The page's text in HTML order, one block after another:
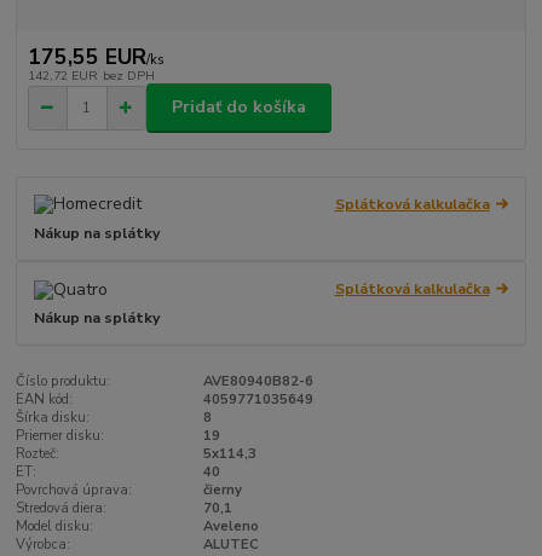
175,55 EUR/ks
142,72 EUR bez DPH
Pridať do košíka
Splátková kalkulačka
Nákup na splátky
Splátková kalkulačka
Nákup na splátky
Číslo produktu:
AVE80940B82-6
EAN kód:
4059771035649
Šírka disku:
8
Priemer disku:
19
Rozteč:
5x114,3
ET:
40
Povrchová úprava:
čierny
Stredová diera:
70,1
Model disku:
Aveleno
Výrobca:
ALUTEC